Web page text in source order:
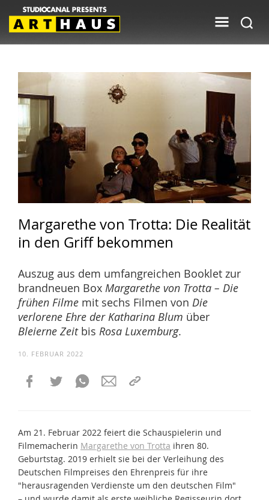
Margarethe von Trotta: Die Realität
in den Griff bekommen
Auszug aus dem umfangreichen Booklet zur
brandneuen Box Margarethe von Trotta – Die
frühen Filme mit sechs Filmen von Die
verlorene Ehre der Katharina Blum über
Bleierne Zeitbis Rosa Luxemburg.
10. FEBRUAR 2022
Am 21. Februar 2022 feiert die Schauspielerin und
Filmemacherin Margarethe von Trotta ihren 80.
Geburtstag. 2019 erhielt sie bei der Verleihung des
Deutschen Filmpreises den Ehrenpreis für ihre
"herausragenden Verdienste um den deutschen Film"